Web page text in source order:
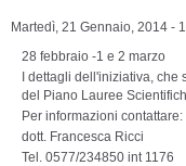
Martedì, 21 Gennaio, 2014 -
28 febbraio -1 e 2 marzo
I dettagli dell'iniziativa, che
del Piano Lauree
Per informazioni contattare:
dott. Francesca Ricci
Tel. 0577/234850 int 1176